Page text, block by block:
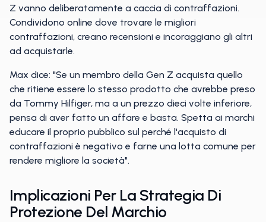
Z vanno deliberatamente a caccia di contraffazioni.
Condividono online dove trovare le migliori
contraffazioni, creano recensioni e incoraggiano gli altri
ad acquistarle.
Max dice: "Se un membro della Gen Z acquista quello
che ritiene essere lo stesso prodotto che avrebbe preso
da Tommy Hilfiger, ma a un prezzo dieci volte inferiore,
pensa di aver fatto un affare e basta. Spetta ai marchi
educare il proprio pubblico sul perché l'acquisto di
contraffazioni è negativo e farne una lotta comune per
rendere migliore la società".
Implicazioni Per La Strategia Di
Protezione Del Marchio